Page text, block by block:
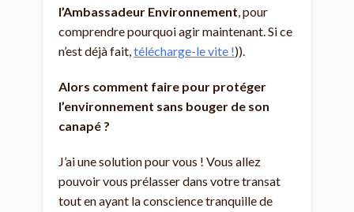
l’Ambassadeur Environnement, pour
comprendre pourquoi agir maintenant. Si ce
n’est déjà fait,télécharge-le vite !)).
Alors comment faire pour protéger
l’environnement sans bouger de son
canapé ?
J’ai une solution pour vous ! Vous allez
pouvoir vous prélasser dans votre transat
tout en ayant la conscience tranquille de